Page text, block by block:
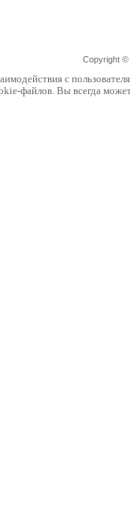
Copyright ©
с
файлов. Вы всегда